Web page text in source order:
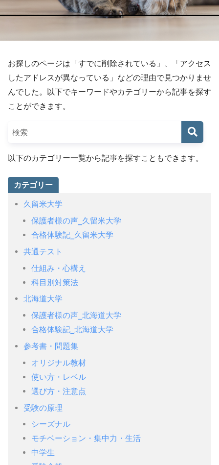
お探しのページは「すでに削除されている」、「アクセス
したアドレスが異なっている」などの理由で見つかりませ
んでした。以下でキーワードやカテゴリーから記事を探す
ことができます。
以下のカテゴリー一覧から記事を探すこともできます。
カテゴリー
久留米大学
保護者様の声_久留米大学
合格体験記_久留米大学
共通テスト
仕組み・心構え
科目別対策法
北海道大学
保護者様の声_北海道大学
合格体験記_北海道大学
参考書・問題集
オリジナル教材
使い方・レベル
選び方・注意点
受験の原理
シーズナル
モチベーション・集中力・生活
中学生